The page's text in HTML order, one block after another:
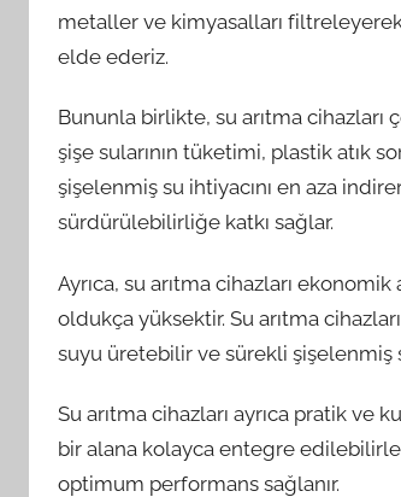
metaller ve kimyasalları
elde ederiz.
Bununla birlikte, su arıtma
şişe sularının tüketimi, plastik atık
şişelenmiş su ihtiyacını en aza
sürdürülebilirliğe katkı sağlar.
Ayrıca, su arıtma cihazları
oldukça yüksektir. Su arıtma
suyu üretebilir ve sürekli şişelenmiş
Su arıtma cihazları ayrıca pratik ve
bir alana kolayca entegre
optimum performans sağlanır.